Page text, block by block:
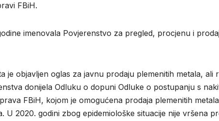
FBiH.
imenovala Povjerenstvo za pregled, procjenu i
je objavljen oglas za javnu prodaju plemenitih metala, ali
donijela Odluku o dopuni Odluke o postupanju s
FBiH, kojom je omogućena prodaja plemenitih
U 2020. godini zbog epidemiološke situacije nije vršena